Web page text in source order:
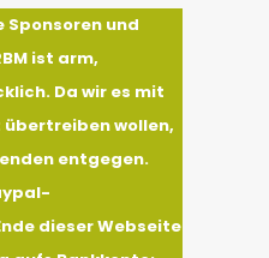
Sponsoren und
ist arm,
Da wir es mit
wollen,
entgegen.
dieser Webseite